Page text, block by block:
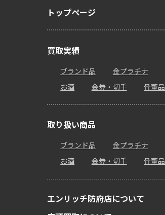
トップページ
買取実績
ブランド品 金プラチナ
お酒
金券・切手 骨董品
取り扱い商品
ブランド品 金プラチナ
お酒
金券・切手 骨董品
エンリッチ防府店について